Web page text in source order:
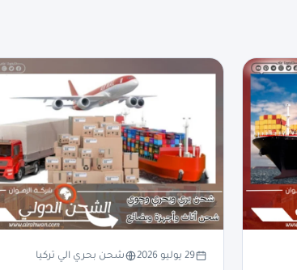
29 يوليو 2026 شحن بحري الي تركيا